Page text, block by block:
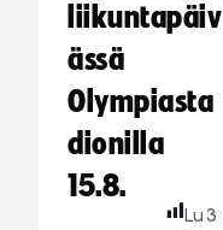
liikuntapäiv
ässä
Olympiasta
dionilla
15.8.
Lu 3